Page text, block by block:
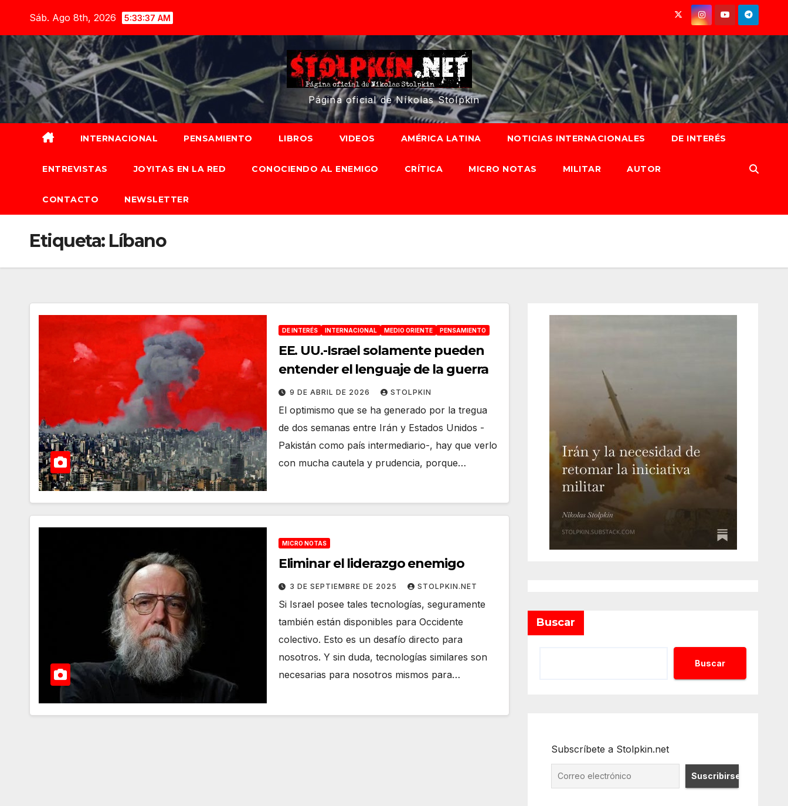
contenido
Sáb. Ago 8th, 2026 5:33:38 AM
Página oficial de Níkolas Stolpkin
INTERNACIONAL PENSAMIENTO LIBROS VIDEOS AMÉRICA LATINA NOTICIAS INTERNACIONALES DE INTERÉS
ENTREVISTAS JOYITAS EN LA RED CONOCIENDO AL ENEMIGO CRÍTICA MICRO NOTAS MILITAR AUTOR
CONTACTO NEWSLETTER
Etiqueta: Líbano
DE INTERÉS INTERNACIONAL MEDIO ORIENTE PENSAMIENTO
EE. UU.-Israel solamente pueden
entender el lenguaje de la guerra
9 DE ABRIL DE 2026 STOLPKIN
El optimismo que se ha generado por la tregua
de dos semanas entre Irán y Estados Unidos -
Pakistán como país intermediario-, hay que verlo
con mucha cautela y prudencia, porque…
MICRO NOTAS
Eliminar el liderazgo enemigo
3 DE SEPTIEMBRE DE 2025 STOLPKIN.NET
Si Israel posee tales tecnologías, seguramente
también están disponibles para Occidente
colectivo. Esto es un desafío directo para
nosotros. Y sin duda, tecnologías similares son
necesarias para nosotros mismos para…
Buscar
Buscar
Subscríbete a Stolpkin.net